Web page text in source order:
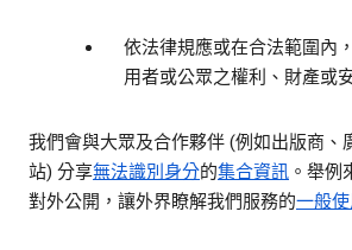
依法律規應或在合法範圍內
用者或公眾之權利、財產或
我們會與大眾及合作夥伴 (例如出版商、
站) 分享無法識別身分的集合資訊 。舉例
對外公開，讓外界瞭解我們服務的一般